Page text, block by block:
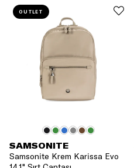
SAMSONITE
Samsonite Krem Karissa Evo
OUTLET